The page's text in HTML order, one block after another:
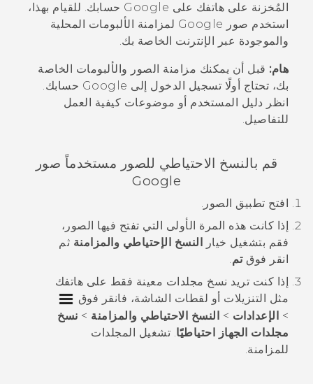
أجهزة HTC والملحقات
المُخزنة على هاتفك على Google حسابك. للقيام بهذا،
استخدم صور Google
لمزامنة الألبومات المحلية
والموجودة عبر الإنترنت الخاصة بك.
هام: قبل أن يمكنك مزامنة الصور والألبومات الخاصة
بك، تحتاج أولًا تسجيل الدخول إلى Google حسابك.
انظر دليل المستخدم أو موضوعات كيفية العمل
للتفاصيل.
قم بالنسخ الاحتياطي للصور مستخدماً صور
Google
افتح تطبيق الصور .
إذا كانت هذه المرة الأولى التي تفتح فيها الصور ،
فقم بتشغيل خيار النسخ الإحتياطي والمزامنة ثم
انقر فوقتم.
إذا كنت تريد نسخ مجلدات معينة فقط على هاتفك
مثل التنزيلات أو لقطات الشاشة، فانقر فوق
>
الإعدادات > النسخ الاحتياطي والمزامنة > نسخ
مجلدات الجهاز احتياطيًا. تشغيل المجلدات
للمزامنة.